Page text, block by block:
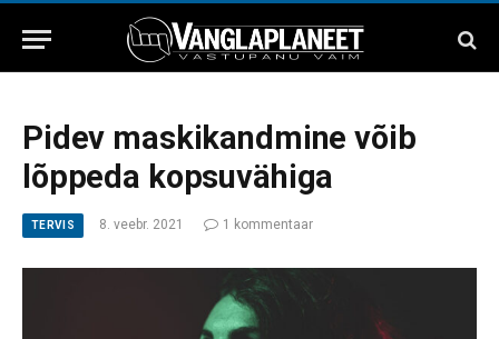
Pidev maskikandmine võib
lõppeda kopsuvähiga
TERVIS 8. veebr. 2021 1 kommentaar